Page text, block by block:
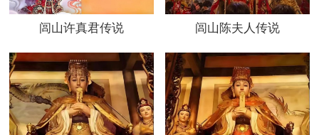
闾山许真君传说 闾山陈夫人传说